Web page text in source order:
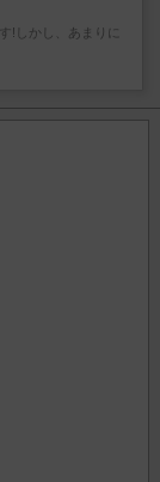
!しかし、あまりに